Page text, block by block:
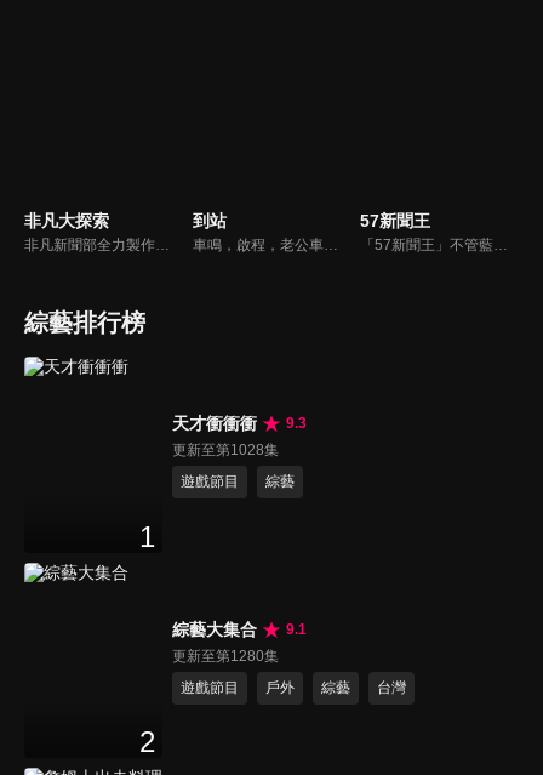
非凡大探索
非凡新聞部全力製作的美食專題報導，用最專業的報導，帶你去尋找藏在大街小巷裡的頂級美食。
到站
車鳴，啟程，老公車即將退役，這是它與司機的最後一天，一切沒什麼不同，卻又似乎不那麼一如往常。車門打開，這站要下車的會是什麼人？誰會上來？他們都帶著什麼樣的心情？司機終日問乘客要去哪裡，自己卻無處可去；老乘客的熟悉、新面孔的新奇與漠然，與司機交織出一趟充滿溫度的公車之旅。
57新聞王
「57新聞王」不管藍綠、只問黑白！找出社會亂象根源、挖掘官員的積習怠惰、找出政府看不到的人民痛苦！不受惡霸、官員、財閥的威脅利誘！永遠讓觀眾了解爭議事件的真相、勇敢捍衛公平正義！
綜藝排行榜
1
天才衝衝衝
9.3
更新至第1028集
遊戲節目
綜藝
2
綜藝大集合
9.1
更新至第1280集
遊戲節目
戶外 綜藝 台灣